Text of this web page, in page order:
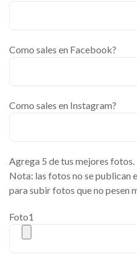
Como sales en Facebook?
Como sales en Instagram?
Agrega 5 de tus mejores fotos.
Nota: las fotos no se publican
para subir fotos que no pesen
Foto1